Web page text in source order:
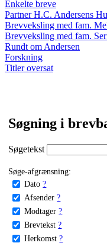
Enkelte breve
Partner H.C. Andersens
Brevveksling med fam.
Brevveksling med fam.
Rundt om Andersen
Forskning
Titler oversat
Søgning i
Søgetekst
Søge-afgrænsning:
Dato ?
Afsender ?
Modtager ?
Brevtekst ?
Herkomst ?